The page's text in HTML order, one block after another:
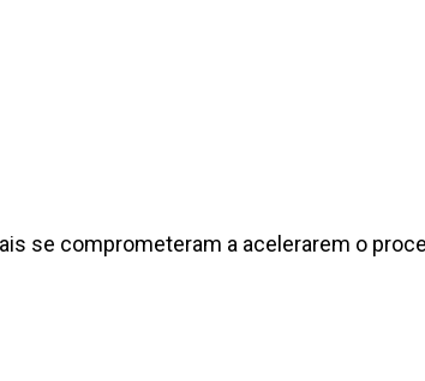
se comprometeram a acelerarem o